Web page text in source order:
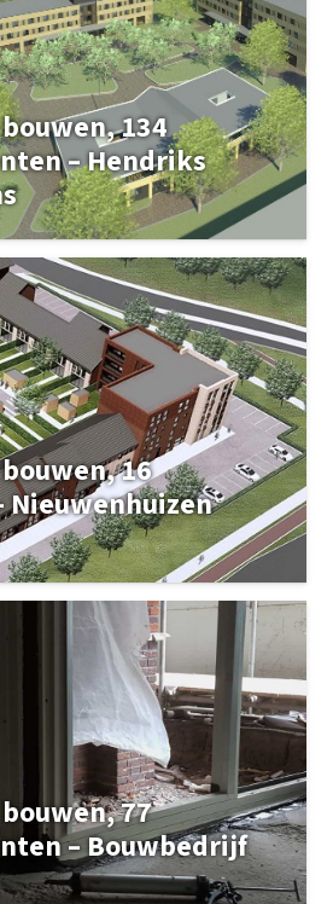
134
– Hendriks
16
Nieuwenhuizen
77
– Bouwbedrijf